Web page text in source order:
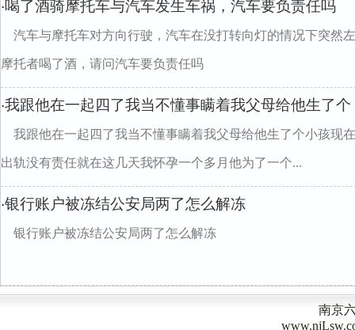
·喝了酒骑摩托车与汽车发生车祸，汽车要负责任吗
汽车与摩托车对方向行驶，汽车在没打转向灯的情况下突然
摩托者喝了酒，请问汽车要负责任吗
·我跟他在一起四了我当不懂事瞒着我父母给他生了个
我跟他在一起四了我当不懂事瞒着我父母给他生了个小孩现
出轨没有责任就在这几天我怀孕一个多月他为了一个...
·银行账户被冻结公安局两了怎么解冻
银行账户被冻结公安局两了怎么解冻
南京